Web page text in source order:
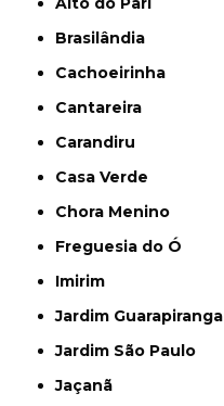
Brasilândia
Cachoeirinha
Cantareira
Carandiru
Casa Verde
Chora Menino
Freguesia do Ó
Imirim
Jardim Guarapiranga
Jardim São Paulo
Jaçanã